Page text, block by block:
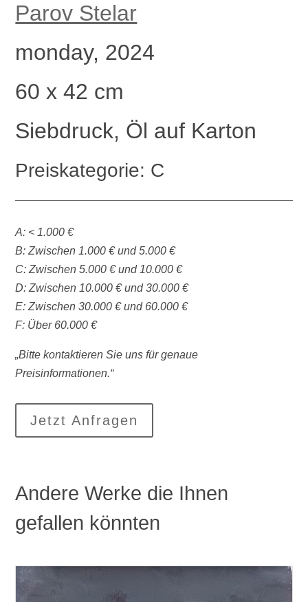
Parov Stelar
monday, 2024
60 x 42 cm
Siebdruck, Öl auf Karton
Preiskategorie: C
A: < 1.000 €
B: Zwischen 1.000 € und 5.000 €
C: Zwischen 5.000 € und 10.000 €
D: Zwischen 10.000 € und 30.000 €
E: Zwischen 30.000 € und 60.000 €
F: Über 60.000 €
„Bitte kontaktieren Sie uns für genaue
Preisinformationen.“
Jetzt Anfragen
Andere Werke die Ihnen
gefallen könnten